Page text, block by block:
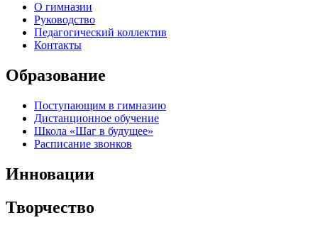
О гимназии
Руководство
Педагогический коллектив
Контакты
Образование
Поступающим в гимназию
Дистанционное обучение
Школа «Шаг в будущее»
Расписание звонков
Инновации
Творчество